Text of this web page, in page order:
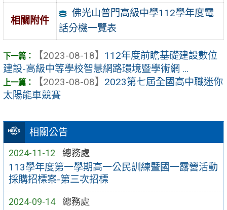
相關公告
2024-11-12 總務處
113學年度第一學期高一公民訓練暨國一露營活動
採購招標案-第三次招標
2024-09-14 總務處
相關附件
佛光山普門高級中學112學年度電
話分機一覽表
【2023-08-18】 112年度前瞻基礎建設數位
建設-高級中等學校智慧網路環境暨學術網 ...
【2023-08-08】 2023第七屆全國高中職迷你
太陽能車競賽